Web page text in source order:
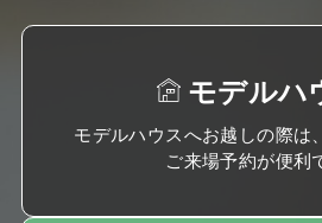
モデルハ
モデルハウスへお越しの際は
ご来場予約が便利